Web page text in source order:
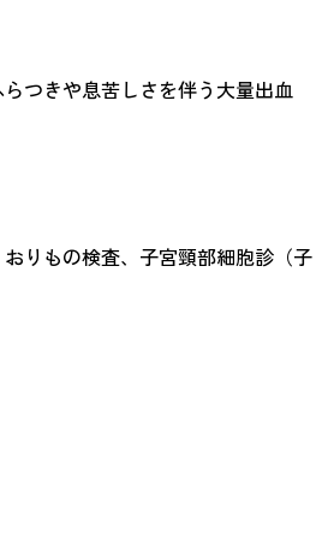
つきや息苦しさを伴う大量出血
りもの検査、子宮頸部細胞診（子